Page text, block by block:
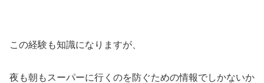
この経験も知識になりますが、
夜も朝もスーパーに行くのを防ぐための情報でしかないか